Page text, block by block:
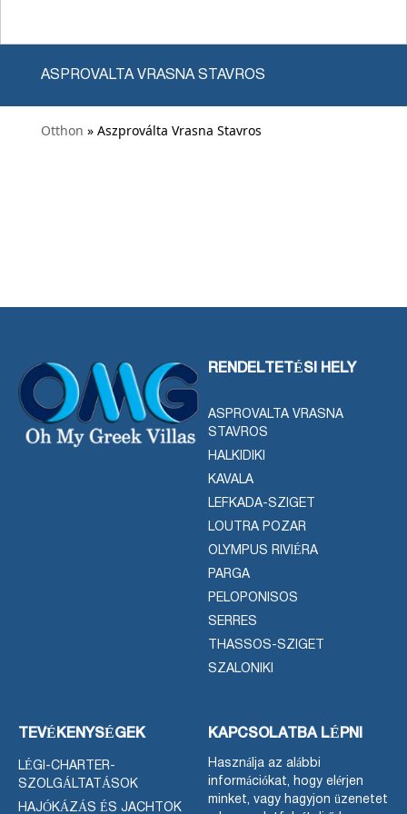
ASPROVALTA VRASNA STAVROS
Otthon » Aszproválta Vrasna Stavros
RENDELTETÉSI HELY
ASPROVALTA VRASNA
STAVROS
HALKIDIKI
KAVALA
LEFKADA-SZIGET
LOUTRA POZAR
OLYMPUS RIVIÉRA
PARGA
PELOPONISOS
SERRES
THASSOS-SZIGET
SZALONIKI
TEVÉKENYSÉGEK
LÉGI-CHARTER-
SZOLGÁLTATÁSOK
HAJÓKÁZÁS ÉS JACHTOK
KAPCSOLATBA LÉPNI
Használja az alábbi
információkat, hogy elérjen
minket, vagy hagyjon üzenetet